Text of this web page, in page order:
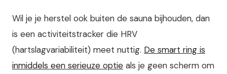
Wil je je herstel ook buiten de sauna bijhouden, dan
is een activiteitstracker die HRV
(hartslagvariabiliteit) meet nuttig. De smart ring is
inmiddels een serieuze optie als je geen scherm om